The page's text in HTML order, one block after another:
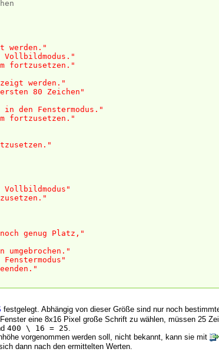
werden."
Vollbildmodus."
fortzusetzen."
werden."
80 Zeichen"
den Fenstermodus."
fortzusetzen."
Vollbildmodus"
genug Platz,"
festgelegt. Abhängig von dieser Größe sind nur noch
eine 8x16 Pixel große Schrift zu wählen, müssen 25
400 \ 16 = 25
vorgenommen werden soll, nicht bekannt, kann sie mit
dann nach den ermittelten Werten.